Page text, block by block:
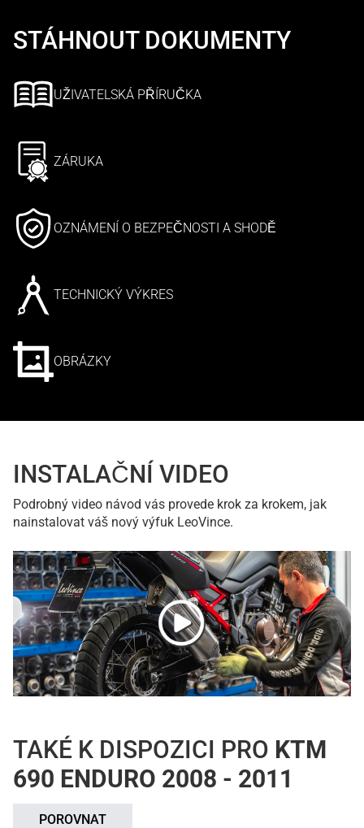
STÁHNOUT DOKUMENTY
UŽIVATELSKÁ PŘÍRUČKA
ZÁRUKA
OZNÁMENÍ O BEZPEČNOSTI A SHODĚ
TECHNICKÝ VÝKRES
OBRÁZKY
INSTALAČNÍ VIDEO
Podrobný video návod vás provede krok za krokem, jak
nainstalovat váš nový výfuk LeoVince.
TAKÉ K DISPOZICI PRO KTM
690 ENDURO 2008 - 2011
POROVNAT